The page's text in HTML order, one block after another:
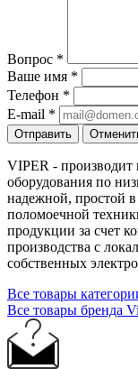
Вопрос *
Ваше имя *
Телефон *
E-mail *
Отправить
VIPER - производит
оборудования по
надежной, простой
поломоечной
продукции за счет
производства с
собственных
Все товары
Все товары бренда